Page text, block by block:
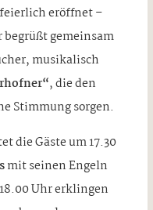
eröffnet –
gemeinsam
musikalisch
, die den
Stimmung sorgen.
die Gäste um 17.30
mit seinen Engeln
Uhr erklingen